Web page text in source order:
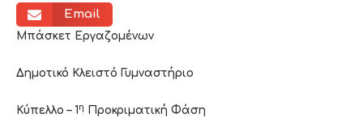
Email
Μπάσκετ Εργαζομένων
Δημοτικό Κλειστό Γυμναστήριο
Κύπελλο – 1 η Προκριματική Φάση